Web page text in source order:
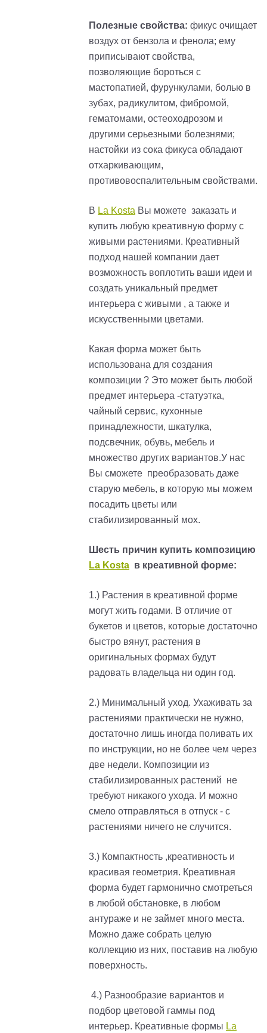
Полезные свойства: фикус очищает
воздух от бензола и фенола; ему
приписывают свойства,
позволяющие бороться с
мастопатией, фурункулами, болью в
зубах, радикулитом, фибромой,
гематомами, остеоходрозом и
другими серьезными болезнями;
настойки из сока фикуса обладают
отхаркивающим,
противовоспалительным свойствами.
В La Kosta Вы можете заказать и
купить любую креативную форму с
живыми растениями. Креативный
подход нашей компании дает
возможность воплотить ваши идеи и
создать уникальный предмет
интерьера с живыми , а также и
искусственными цветами.
Какая форма может быть
использована для создания
композиции ? Это может быть любой
предмет интерьера -статуэтка,
чайный сервис, кухонные
принадлежности, шкатулка,
подсвечник, обувь, мебель и
множество других вариантов.У нас
Вы сможете преобразовать даже
старую мебель, в которую мы можем
посадить цветы или
стабилизированный мох.
Шесть причин купить композицию
La Kosta в креативной форме:
1.) Растения в креативной форме
могут жить годами. В отличие от
букетов и цветов, которые достаточно
быстро вянут, растения в
оригинальных формах будут
радовать владельца ни один год.
2.) Минимальный уход. Ухаживать за
растениями практически не нужно,
достаточно лишь иногда поливать их
по инструкции, но не более чем через
две недели. Композиции из
стабилизированных растений не
требуют никакого ухода. И можно
смело отправляться в отпуск - с
растениями ничего не случится.
3.) Компактность ,креативность и
красивая геометрия. Креативная
форма будет гармонично смотреться
в любой обстановке, в любом
антураже и не займет много места.
Можно даже собрать целую
коллекцию из них, поставив на любую
поверхность.
4.) Разнообразие вариантов и
подбор цветовой гаммы под
интерьер. Креативные формы La